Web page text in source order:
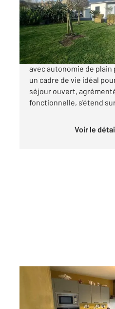
Maison à vendre
373 100
Nichée au cœur de La
avec autonomie de plain
un cadre de vie idéal
séjour ouvert,
fonctionnelle, s'étend sur
Voir le
LA HAGUE 50
, 5 pièces
Ref : 37492